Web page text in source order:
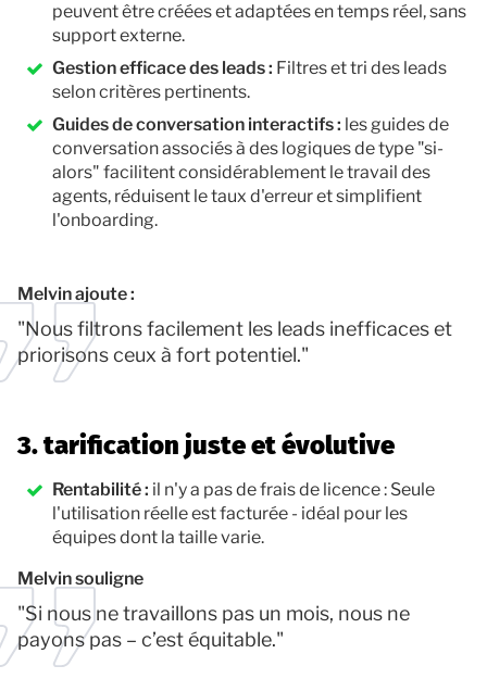
peuvent être créées et adaptées en temps réel, sans
support externe.
Gestion efficace des leads : Filtres et tri des leads
selon critères pertinents.
Guides de conversation interactifs : les guides de
conversation associés à des logiques de type "si-
alors" facilitent considérablement le travail des
agents, réduisent le taux d'erreur et simplifient
l'onboarding.
Melvin ajoute :
"Nous filtrons facilement les leads inefficaces et
priorisons ceux à fort potentiel."
3. tarification juste et évolutive
Rentabilité : il n'y a pas de frais de licence : Seule
l'utilisation réelle est facturée - idéal pour les
équipes dont la taille varie.
Melvin souligne
"Si nous ne travaillons pas un mois, nous ne
payons pas – c’est équitable."